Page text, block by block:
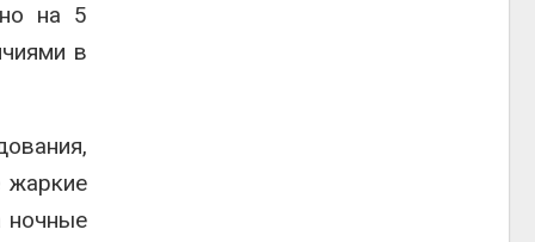
на 5
в
жаркие
ночные